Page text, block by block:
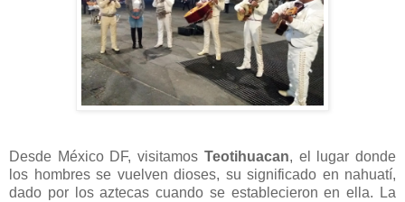
Desde México DF, visitamos Teotihuacan, el lugar donde
los hombres se vuelven dioses, su significado en nahuatí,
dado por los aztecas cuando se establecieron en ella. La